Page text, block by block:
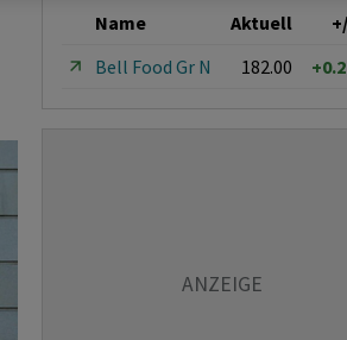
Name Aktuell
Bell Food Gr N
182.00